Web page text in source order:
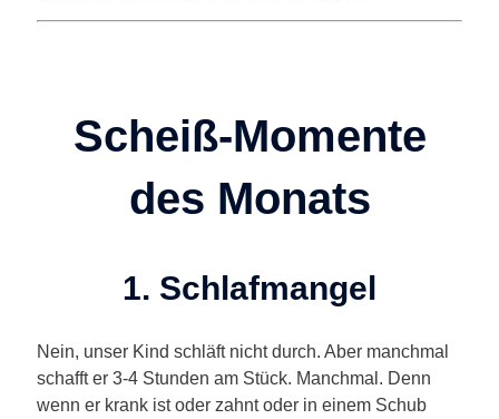
Scheiß-Momente
des Monats
1. Schlafmangel
Nein, unser Kind schläft nicht durch. Aber manchmal
schafft er 3-4 Stunden am Stück. Manchmal. Denn
wenn er krank ist oder zahnt oder in einem Schub